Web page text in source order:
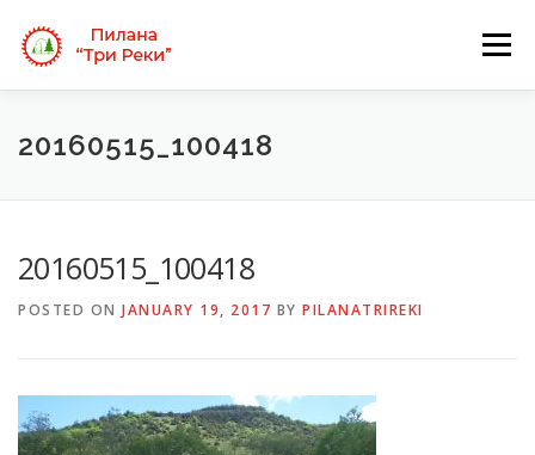
content
Menu
ПОЧЕТНА ЗА НАС УСЛУГИ
20160515_100418
20160515_100418
POSTED ON JANUARY 19, 2017 BY PILANATRIREKI